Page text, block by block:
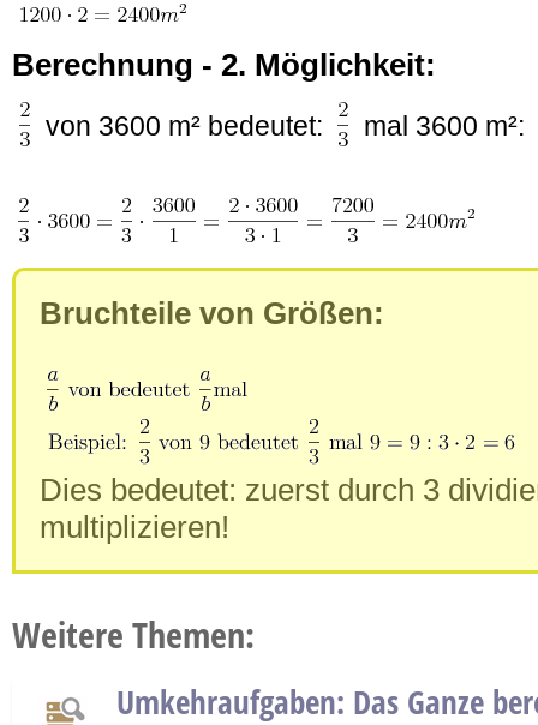
Berechnung - 2. Möglichkeit:
von 3600 m² bedeutet: mal 3600 m²:
Bruchteile von Größen:
Dies bedeutet: zuerst durch 3
multiplizieren!
Weitere Themen:
Umkehraufgaben: Das Ganze